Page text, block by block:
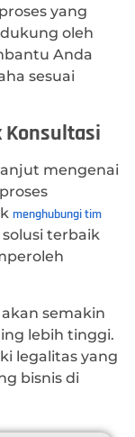
yang
oleh
Anda
sesuai
Konsultasi
mengenai
menghubungi tim
terbaik
semakin
lebih tinggi.
legalitas yang
bisnis di